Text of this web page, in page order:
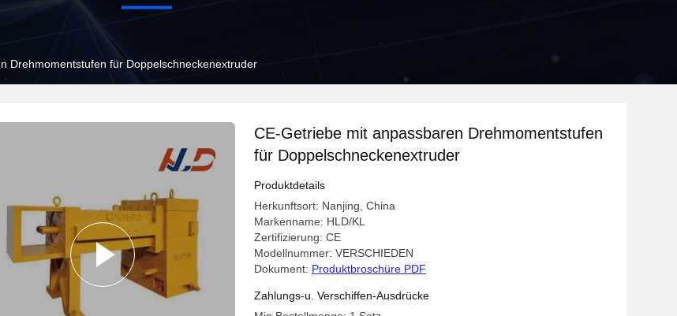
Drehmomentstufen für Doppelschneckenextruder
CE-Getriebe mit anpassbaren Drehmomentstufen
für Doppelschneckenextruder
Produktdetails
Herkunftsort: Nanjing, China
Markenname: HLD/KL
Zertifizierung: CE
Modellnummer: VERSCHIEDEN
Dokument: Produktbroschüre PDF
Zahlungs-u. Verschiffen-Ausdrücke